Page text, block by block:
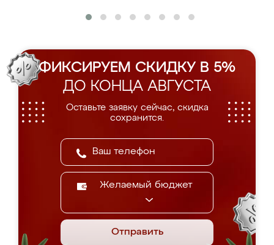
ФИКСИРУЕМ СКИДКУ В 5%
ДО КОНЦА АВГУСТА
Оставьте заявку сейчас, скидка
сохранится.
Желаемый бюджет
Отправить